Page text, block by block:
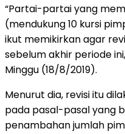
“Partai-partai yang
(mendukung 10 kursi
ikut memikirkan agar
sebelum akhir periode
Minggu (18/8/2019).
Menurut dia, revisi itu
pada pasal-pasal yang
penambahan jumlah